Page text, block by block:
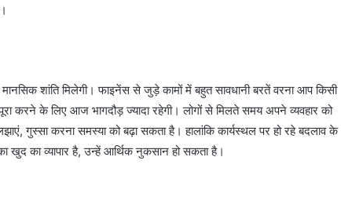
शांति मिलेगी। फाइनेंस से जुड़े कामों में बहुत सावधानी बरतें वरना आप किसी
करने के लिए आज भागदौड़ ज्यादा रहेगी। लोगों से मिलते समय अपने व्यवहार को
गुस्सा करना समस्या को बढ़ा सकता है। हालांकि कार्यस्थल पर हो रहे बदलाव के
खुद का व्यापार है, उन्हें आर्थिक नुकसान हो सकता है।